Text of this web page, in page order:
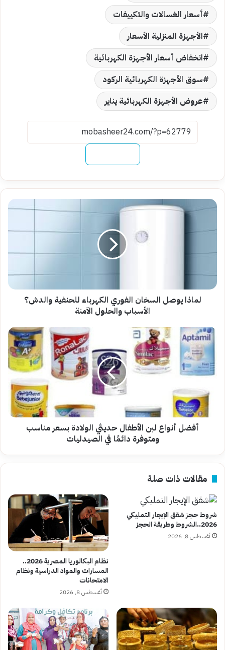
أسعار الغسالات والتكييفات
الأجهزة المنزلية الأسعار
انخفاض أسعار الأجهزة الكهربائية
سوق الأجهزة الكهربائية الركود
عروض الأجهزة الكهربائية يناير
لماذا
يوصل
الفوري
للحنفية
الأسباب
والحلول
الآمنةلماذا يوصل السخان الفوري الكهرباء للحنفية والدش؟
الأسباب والحلول الآمنة
أفضل
أنواع
الأطفال
حديثي
بسعر
مناسب
ومتوفرة
أفضل أنواع لبن الأطفال حديثي الولادة بسعر مناسب
ومتوفرة دائمًا في الصيدليات
مقالات ذات صلة
شروط حجز شقق الإيجار التمليكي
2026..الشروط وطريقة الحجز
أغسطس 8, 2026
نظام البكالوريا المصرية 2026..
المسارات والمواد الدراسية ونظام
الامتحانات
أغسطس 8, 2026